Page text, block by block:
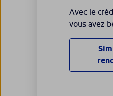
Avec le
vous avez